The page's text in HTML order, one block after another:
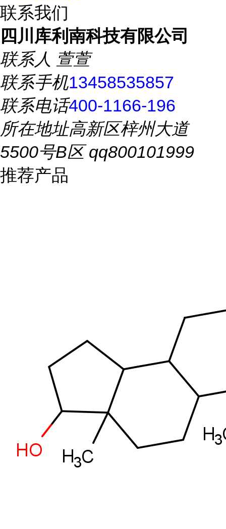
联系我们
四川库利南科技有限公司
联系人 萱萱
联系手机13458535857
联系电话400-1166-196
所在地址高新区梓州大道
5500号B区 qq800101999
推荐产品